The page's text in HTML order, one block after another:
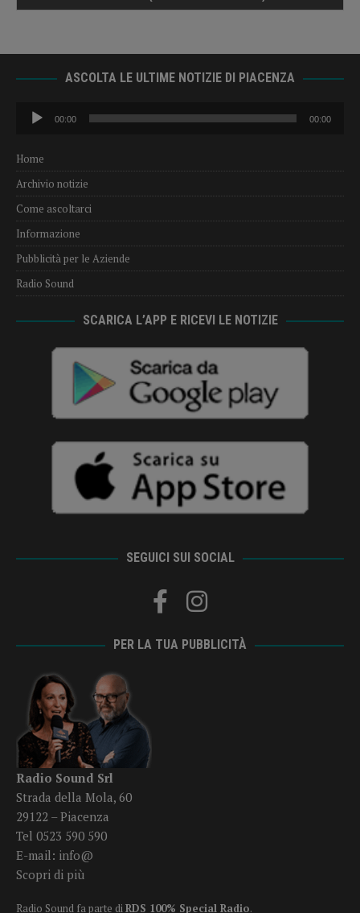
ASCOLTA LE ULTIME NOTIZIE DI PIACENZA
Audio
Player
00:00 00:00
Home
Archivio notizie
Come ascoltarci
Informazione
Pubblicità per le Aziende
Radio Sound
SCARICA L’APP E RICEVI LE NOTIZIE
SEGUICI SUI SOCIAL
PER LA TUA PUBBLICITÀ
Radio Sound Srl
Strada della Mola, 60
29122 – Piacenza
Tel 0523 590 590
E-mail: info@
Scopri di più
Radio Sound fa parte diRDS 100% Special Radio.